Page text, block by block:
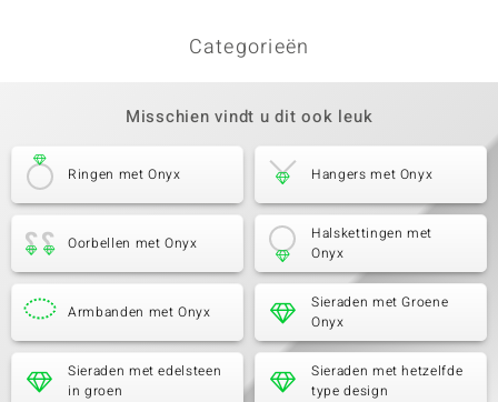
Categorieën
Misschien vindt u dit ook leuk
Ringen met Onyx Hangers met Onyx
Oorbellen met Onyx
Halskettingen met
Onyx
Armbanden met Onyx
Sieraden met Groene
Onyx
Sieraden met edelsteen
in groen
Sieraden met hetzelfde
type design